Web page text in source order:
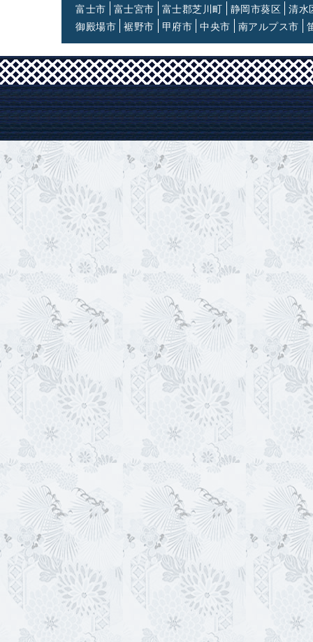
富士市
富士宮市 富士郡芝川町 静岡市葵区
清水
御殿場市
裾野市 甲府市 中央市 南アルプス市